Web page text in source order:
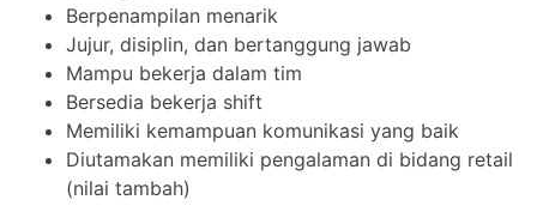
Berpenampilan menarik
Jujur, disiplin, dan bertanggung jawab
Mampu bekerja dalam tim
Bersedia bekerja shift
Memiliki kemampuan komunikasi yang baik
Diutamakan memiliki pengalaman di bidang retail
(nilai tambah)